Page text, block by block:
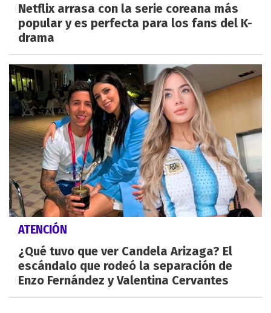
Netflix arrasa con la serie coreana más
popular y es perfecta para los fans del K-
drama
ATENCIÓN
¿Qué tuvo que ver Candela Arizaga? El
escándalo que rodeó la separación de
Enzo Fernández y Valentina Cervantes